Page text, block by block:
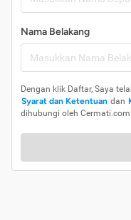
Nama Belakang
Dengan klik Daftar, Saya
Syarat dan Ketentuan dan
dihubungi oleh Cermati.com.